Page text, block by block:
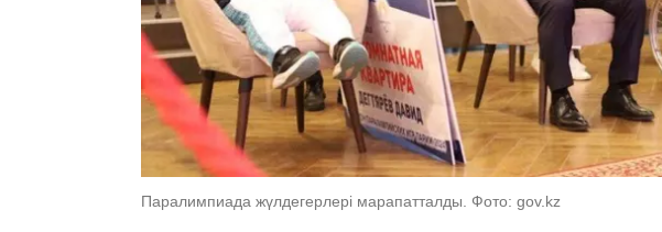
Паралимпиада жүлдегерлері марапатталды. Фото: gov.kz